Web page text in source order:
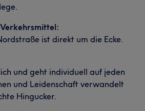
ist direkt um die Ecke.
und geht individuell auf jeden
und Leidenschaft verwandelt
Hingucker.